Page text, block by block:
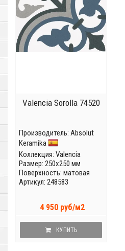
Valencia Sorolla 74520
Производитель: Absolut
Keramika
Коллекция: Valencia
Размер: 250x250 мм
Поверхность: матовая
Артикул: 248583
4 950 руб/м2
КУПИТЬ